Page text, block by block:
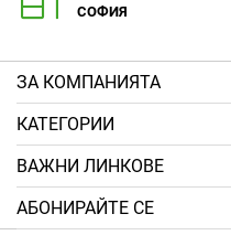
СОФИЯ
ЗA КОМПАНИЯТА
КАТЕГОРИИ
ВАЖНИ ЛИНКОВЕ
АБОНИРАЙТЕ СЕ